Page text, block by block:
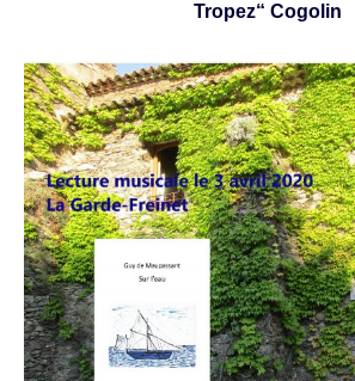
Tropez“ Cogolin